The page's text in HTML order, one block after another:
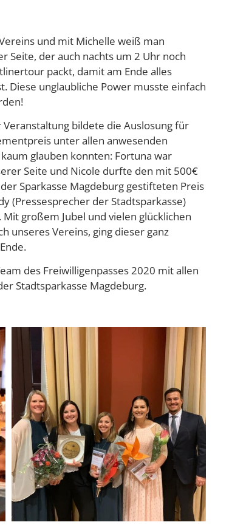
und mit Michelle weiß man
Seite, der auch nachts um 2 Uhr noch
packt, damit am Ende alles
Diese unglaubliche Power musste einfach
Veranstaltung bildete die Auslosung für
unter allen anwesenden
glauben konnten: Fortuna war
Seite und Nicole durfte den mit 500€
Sparkasse Magdeburg gestifteten Preis
(Pressesprecher der Stadtsparkasse)
großem Jubel und vielen glücklichen
unseres Vereins, ging dieser ganz
des Freiwilligenpasses 2020 mit allen
Stadtsparkasse Magdeburg.